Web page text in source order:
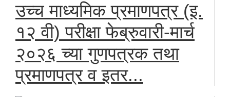
उच्च माध्यमिक प्रमाणपत्र (इ.
१२ वी) परीक्षा फेब्रुवारी-मार्च
२०२६ च्या गुणपत्रक तथा
प्रमाणपत्र व इतर...